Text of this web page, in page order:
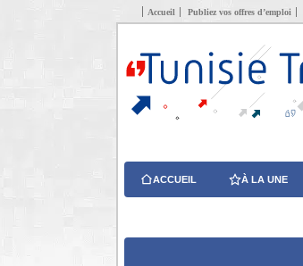
Accueil Publiez vos offres d’emploi
ACCUEIL À LA UNE